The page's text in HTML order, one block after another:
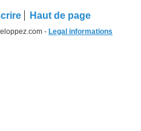
Haut de page
- Legal informations